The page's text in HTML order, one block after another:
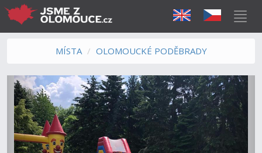
MÍSTA OLOMOUCKÉ PODĚBRADY
Předchozí Další